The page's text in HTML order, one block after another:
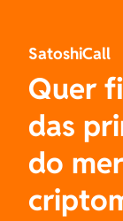
SatoshiCall
Quer
das
do